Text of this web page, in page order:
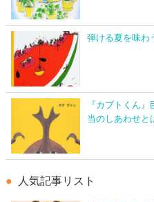
弾ける夏を味わ
『カブトくん
当のしあわせ
人気記事リスト